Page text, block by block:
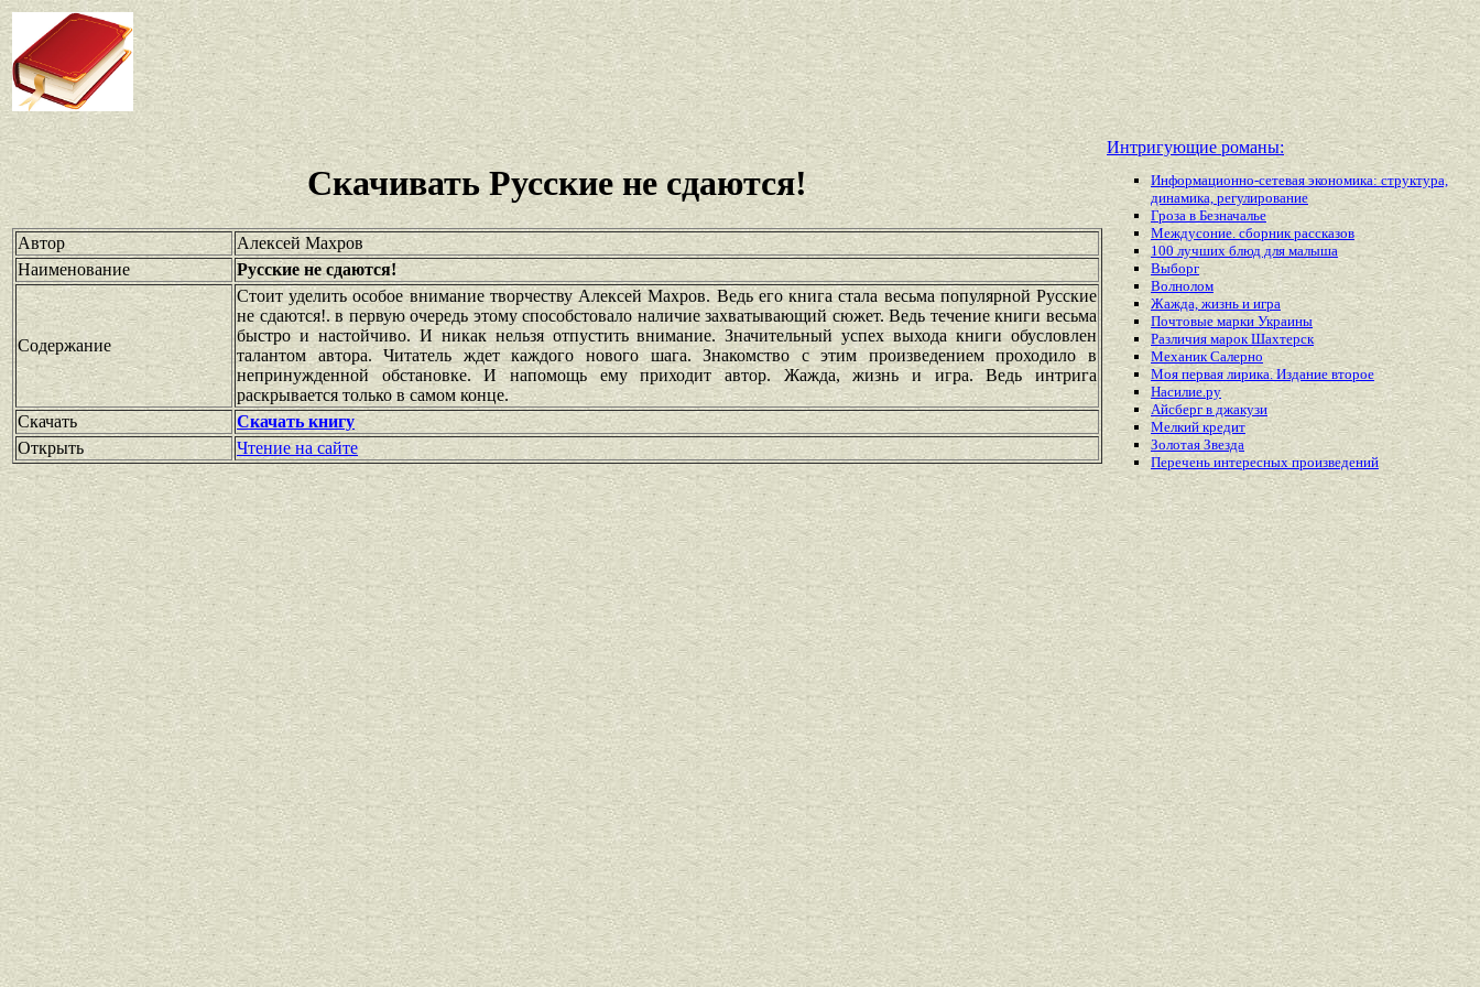
Скачивать Русские не сдаются!
Автор
Алексей Махров
Наименование
Русские не сдаются!
Содержание
Стоит уделить особое внимание творчеству Алексей Махров. Ведь его книга стала весьма популярной Русские
не сдаются!. в первую очередь этому способстовало наличие захватывающий сюжет. Ведь течение книги весьма
быстро и настойчиво. И никак нельзя отпустить внимание. Значительный успех выхода книги обусловлен
талантом автора. Читатель ждет каждого нового шага. Знакомство с этим произведением проходило в
непринужденной обстановке. И напомощь ему приходит автор. Жажда, жизнь и игра. Ведь интрига
раскрывается только в самом конце.
Скачать
Скачать книгу
Открыть
Чтение на сайте
Интригующие романы:
Информационно-сетевая экономика: структура,
динамика, регулирование
Гроза в Безначалье
Междусоние. сборник рассказов
100 лучших блюд для малыша
Выборг
Волнолом
Жажда, жизнь и игра
Почтовые марки Украины
Различия марок Шахтерск
Механик Салерно
Моя первая лирика. Издание второе
Насилие.ру
Айсберг в джакузи
Мелкий кредит
Золотая Звезда
Перечень интересныхпроизведений